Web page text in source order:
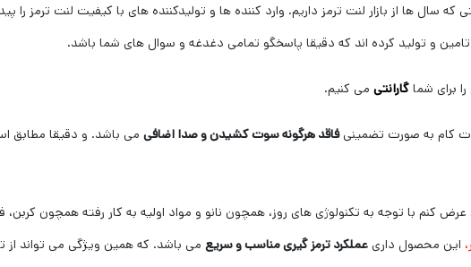
سال ها از بازار لنت ترمز داریم. وارد کننده ها و تولیدکننده های با کیفیت لنت ترمز را
و تولید کرده اند که دقیقا پاسخگو تمامی دغدغه و سوال های شما باشد.
برای شما گارانتی می کنیم.
کام به صورت تضمینیفاقد هرگونه سوت کشیدن و صدا اضافی می باشد. و دقیقا مطابق
کنم با توجه به تکنولوژی های روز، همچون نانو و مواد اولیه به کار رفته همچون کربن،
این محصول داری عملکرد ترمز گیری مناسب و سریع می باشد. که همین ویژگی می تواند